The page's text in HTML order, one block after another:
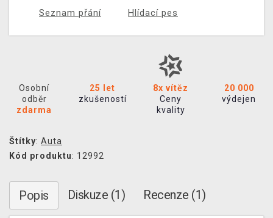
Seznam přání Hlídací pes
Osobní
odběr
zdarma
25 let
zkušeností
8x vítěz
Ceny
kvality
20 000
výdejen
Štítky: Auta
Kód produktu: 12992
Popis Diskuze (1) Recenze (1)